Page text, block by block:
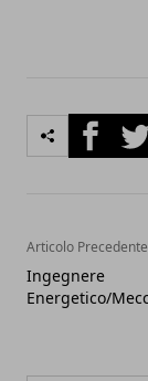
Facebook
Articolo Precedente
Ingegnere
Energetico/